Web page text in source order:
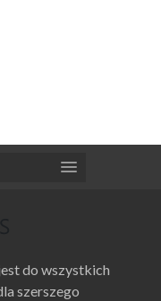
do wszystkich
szerszego